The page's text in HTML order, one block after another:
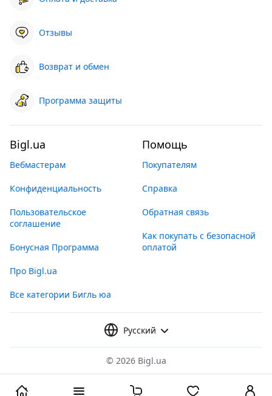
Отзывы
Возврат и обмен
Программа защиты
Bigl.ua
Вебмастерам
Конфиденциальность
Пользовательское
соглашение
Бонусная Программа
Про Bigl.ua
Все категории Бигль юа
Помощь
Покупателям
Справка
Обратная связь
Как покупать с безопасной
оплатой
Русский
© 2026 Bigl.ua